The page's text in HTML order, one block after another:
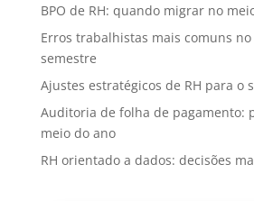
BPO de RH: quando migrar no
Erros trabalhistas mais comuns
semestre
Ajustes estratégicos de RH para o
Auditoria de folha de pagamento:
meio do ano
RH orientado a dados: decisões